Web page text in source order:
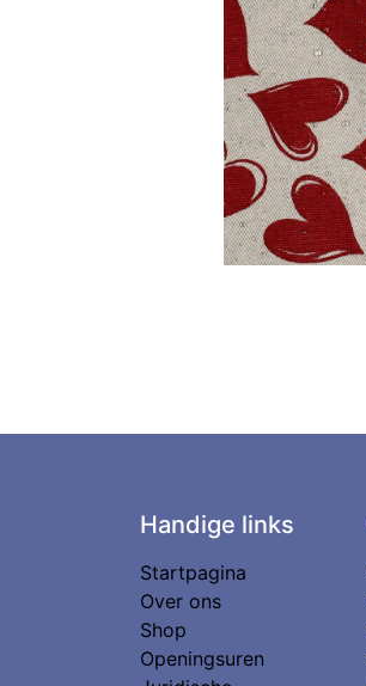
Handige links
Startpagina
Over ons
Shop
Openingsuren